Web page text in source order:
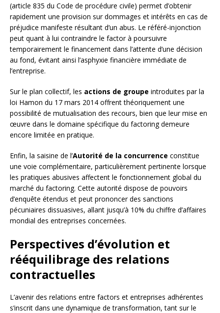
(article 835 du Code de procédure civile) permet d’obtenir
rapidement une provision sur dommages et intérêts en cas de
préjudice manifeste résultant d’un abus. Le référé-injonction
peut quant à lui contraindre le factor à poursuivre
temporairement le financement dans l’attente d’une décision
au fond, évitant ainsi l’asphyxie financière immédiate de
l’entreprise.
Sur le plan collectif, les actions de groupe introduites par la
loi Hamon du 17 mars 2014 offrent théoriquement une
possibilité de mutualisation des recours, bien que leur mise en
œuvre dans le domaine spécifique du factoring demeure
encore limitée en pratique.
Enfin, la saisine de l’Autorité de la concurrence constitue
une voie complémentaire, particulièrement pertinente lorsque
les pratiques abusives affectent le fonctionnement global du
marché du factoring. Cette autorité dispose de pouvoirs
d’enquête étendus et peut prononcer des sanctions
pécuniaires dissuasives, allant jusqu’à 10% du chiffre d’affaires
mondial des entreprises concernées.
Perspectives d’évolution et
rééquilibrage des relations
contractuelles
L’avenir des relations entre factors et entreprises adhérentes
s’inscrit dans une dynamique de transformation, tant sur le